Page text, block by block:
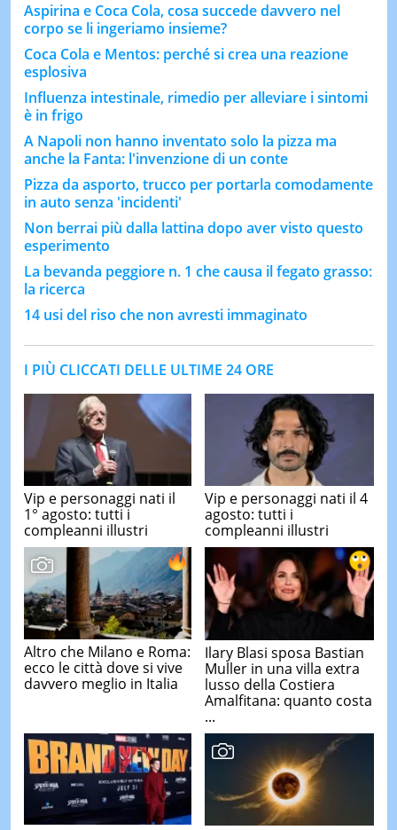
Aspirina e Coca Cola, cosa succede davvero nel
corpo se li ingeriamo insieme?
Coca Cola e Mentos: perché si crea una reazione
esplosiva
Influenza intestinale, rimedio per alleviare i sintomi
è in frigo
A Napoli non hanno inventato solo la pizza ma
anche la Fanta: l'invenzione di un conte
Pizza da asporto, trucco per portarla comodamente
in auto senza 'incidenti'
Non berrai più dalla lattina dopo aver visto questo
esperimento
La bevanda peggiore n. 1 che causa il fegato grasso:
la ricerca
14 usi del riso che non avresti immaginato
I PIÙ CLICCATI DELLE ULTIME 24 ORE
Vip e personaggi nati il
1° agosto: tutti i
compleanni illustri
Vip e personaggi nati il 4
agosto: tutti i
compleanni illustri
Altro che Milano e Roma:
ecco le città dove si vive
davvero meglio in Italia
Ilary Blasi sposa Bastian
Muller in una villa extra
lusso della Costiera
Amalfitana: quanto costa
...